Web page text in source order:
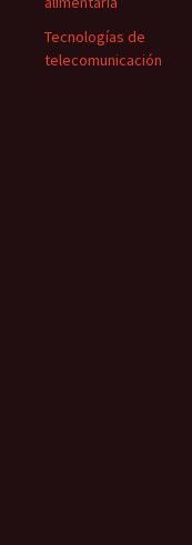
Tecnologías de
telecomunicación